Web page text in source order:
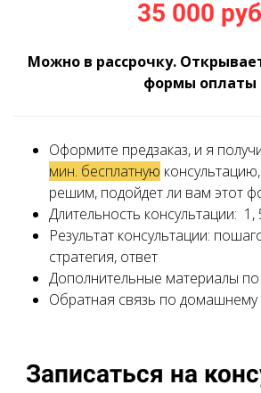
35 000 руб
Можно в рассрочку.
формы оплаты
Оформите предзаказ, и я
мин. бесплатную
решим, подойдет ли вам этот
Длительность консультации: 1,
Результат консультации:
стратегия, ответ
Дополнительные материалы по
Обратная связь по домашнему
Записаться на